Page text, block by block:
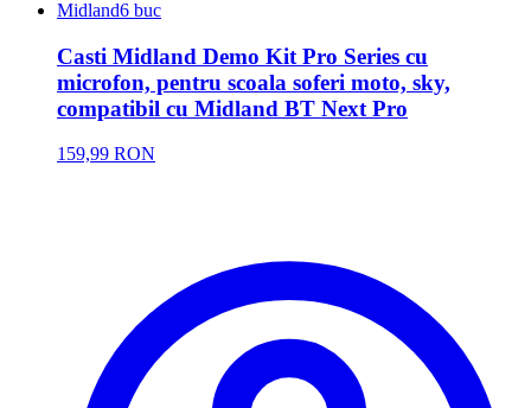
Midland6 buc
Casti Midland Demo Kit Pro Series cu
microfon, pentru scoala soferi moto, sky,
compatibil cu Midland BT Next Pro
159,99 RON